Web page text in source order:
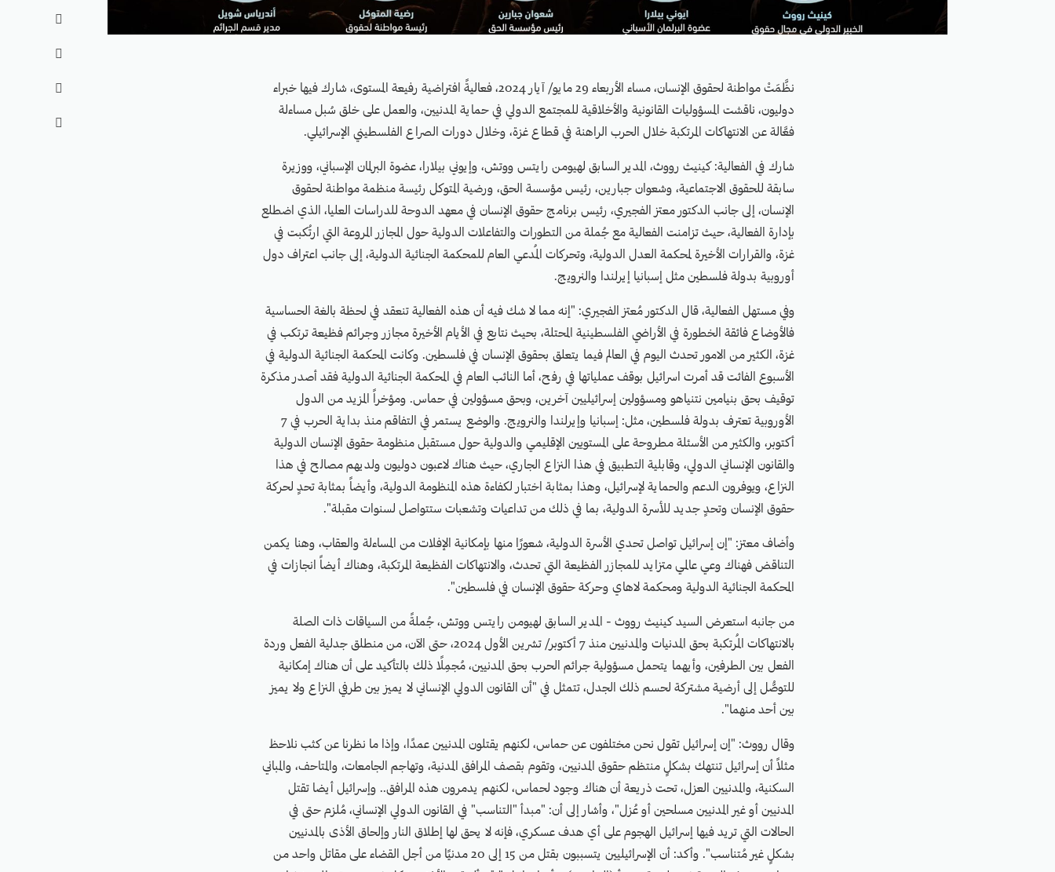




نظَّمَتْ مواطنة لحقوق الإنسان، مساء الأربعاء 29 مايو/ آيار 2024، فعاليةً افتراضية رفيعة المستوى، شارك فيها خبراء
دوليون، ناقشت المسؤوليات القانونية والأخلاقية للمجتمع الدولي في حماية المدنيين، والعمل على خلق سُبل مساءلة
فعَّالة عن الانتهاكات المرتكبة خلال الحرب الراهنة في قطاع غزة، وخلال دورات الصراع الفلسطيني الإسرائيلي.
شارك في الفعالية: كينيث رووث، المدير السابق لهيومن رايتس ووتش، وإيوني بيلارا، عضوة البرلمان الإسباني، ووزيرة
سابقة للحقوق الاجتماعية، وشعوان جبارين، رئيس مؤسسة الحق، ورضية المتوكل رئيسة منظمة مواطنة لحقوق
الإنسان، إلى جانب الدكتور معتز الفجيري، رئيس برنامج حقوق الإنسان في معهد الدوحة للدراسات العليا، الذي اضطلع
بإدارة الفعالية، حيث تزامنت الفعالية مع جُملة من التطورات والتفاعلات الدولية حول المجازر المروعة التي ارتُكبت في
غزة، والقرارات الأخيرة لمحكمة العدل الدولية، وتحركات المُدعي العام للمحكمة الجنائية الدولية، إلى جانب اعتراف دول
أوروبية بدولة فلسطين مثل إسبانيا إيرلندا والنرويج.
وفي مستهل الفعالية، قال الدكتور مُعتز الفجيري: "إنه مما لا شك فيه أن هذه الفعالية تنعقد في لحظة بالغة الحساسية
فالأوضاع فائقة الخطورة في الأراضي الفلسطينية المحتلة، بحيث نتابع في الأيام الأخيرة مجازر وجرائم فظيعة ترتكب في
غزة، الكثير من الامور تحدث اليوم في العالم فيما يتعلق بحقوق الإنسان في فلسطين. وكانت المحكمة الجنائية الدولية في
الأسبوع الفائت قد أمرت اسرائيل بوقف عملياتها في رفح، أما النائب العام في المحكمة الجنائية الدولية فقد أصدر مذكرة
توقيف بحق بنيامين نتنياهو ومسؤولين إسرائيليين آخرين، وبحق مسؤولين في حماس. ومؤخراً المزيد من الدول
الأوروبية تعترف بدولة فلسطين، مثل: إسبانيا وإيرلندا والنرويج. والوضع يستمر في التفاقم منذ بداية الحرب في 7
أكتوبر، والكثير من الأسئلة مطروحة على المستويين الإقليمي والدولية حول مستقبل منظومة حقوق الإنسان الدولية
والقانون الإنساني الدولي، وقابلية التطبيق في هذا النزاع الجاري، حيث هناك لاعبون دوليون ولديهم مصالح في هذا
النزاع، ويوفرون الدعم والحماية لإسرائيل، وهذا بمثابة اختبار لكفاءة هذه المنظومة الدولية، وأيضاً بمثابة تحدٍ لحركة
حقوق الإنسان وتحدٍ جديد للأسرة الدولية، بما في ذلك من تداعيات وتشعبات ستتواصل لسنوات مقبلة".
وأضاف معتز: "إن إسرائيل تواصل تحدي الأسرة الدولية، شعورًا منها بإمكانية الإفلات من المساءلة والعقاب، وهنا يكمن
التناقض فهناك وعي عالمي متزايد للمجازر الفظيعة التي تحدث، والانتهاكات الفظيعة المرتكبة، وهناك أيضاً انجازات في
المحكمة الجنائية الدولية ومحكمة لاهاي وحركة حقوق الإنسان في فلسطين".
من جانبه استعرض السيد كينيث رووث - المدير السابق لهيومن رايتس ووتش، جُملةً من السياقات ذات الصلة
بالانتهاكات المُرتكبة بحق المدنيات والمدنيين منذ 7 أكتوبر/ تشرين الأول 2024، حتى الآن، من منطلق جدلية الفعل وردة
الفعل بين الطرفين، وأيهما يتحمل مسؤولية جرائم الحرب بحق المدنيين، مُجمِلًا ذلك بالتأكيد على أن هناك إمكانية
للتوصُّل إلى أرضية مشتركة لحسم ذلك الجدل، تتمثل في "أن القانون الدولي الإنساني لا يميز بين طرفي النزاع ولا يميز
بين أحد منهما".
وقال رووث: "إن إسرائيل تقول نحن مختلفون عن حماس، لكنهم يقتلون المدنيين عمدًا، وإذا ما نظرنا عن كثب نلاحظ
مثلاً أن إسرائيل تنتهك بشكلٍ منتظم حقوق المدنيين، وتقوم بقصف المرافق المدنية، وتهاجم الجامعات، والمتاحف، والمباني
السكنية، والمدنيين العزل، تحت ذريعة أن هناك وجود لحماس، لكنهم يدمرون هذه المرافق.. وإسرائيل أيضا تقتل
المدنيين أو غير المدنيين مسلحين أو عُزل"، وأشار إلى أن: "مبدأ "التناسب" في القانون الدولي الإنساني، مُلزم حتى في
الحالات التي تريد فيها إسرائيل الهجوم على أي هدف عسكري، فإنه لا يحق لها إطلاق النار وإلحاق الأذى بالمدنيين
بشكلٍ غير مُتناسب". وأكد: أن الإسرائيليين يتسببون بقتل من 15 إلى 20 مدنيًا من أجل القضاء على مقاتل واحد من